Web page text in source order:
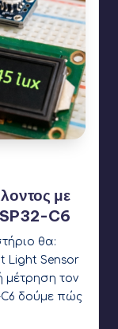
με
C6
θα:
Light Sensor
μέτρηση τον
C6 δούμε πώς